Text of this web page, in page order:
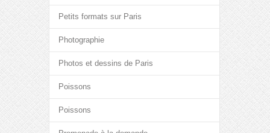
Petits formats sur Paris
Photographie
Photos et dessins de Paris
Poissons
Poissons